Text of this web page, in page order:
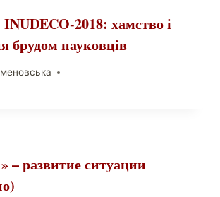
2018: хамство і
брудом науковців
– развитие ситуации